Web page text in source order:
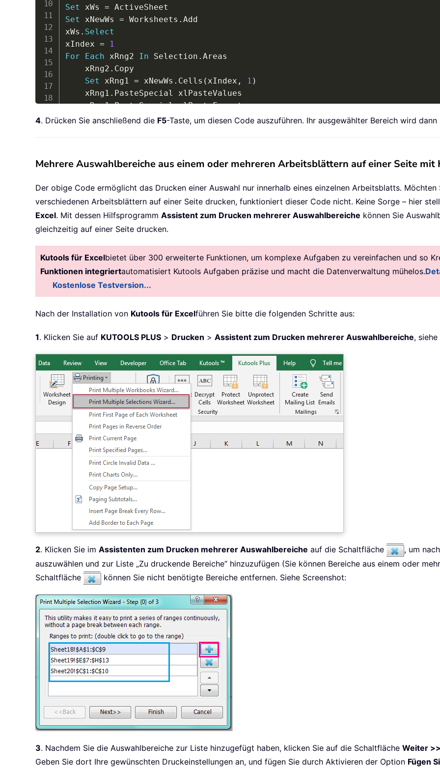
Set xWs =
Set xNewWs = Worksheets . Add
xWs . Select
xIndex =
1
For
Each xRng2 In Selection . Areas
    xRng2
. Copy
Set xRng1 = xNewWs . Cells ( xIndex , 1 )
    xRng1
. PasteSpecial xlPasteValues
    xRng1
.PasteSpecial xlPasteFormats
    xIndex
= xIndex + xRng2.Rows.
Count
xNewWs.Delete
Application.ScreenUpdating =
True
End Sub
4. Drücken Sie anschließend die F5-Taste, um diesen Code auszuführen. Ihr ausgewählter Bereich wird
Mehrere Auswahlbereiche aus einem oder mehreren Arbeitsblättern auf einer Seite mit
Der obige Code ermöglicht das Drucken einer Auswahl nur innerhalb eines einzelnen Arbeitsblatts. Möchten
verschiedenen Arbeitsblättern auf einer Seite drucken, funktioniert dieser Code nicht. Keine Sorge – hier
Excel. Mit dessen Hilfsprogramm Assistent zum Drucken mehrerer Auswahlbereiche können Sie
gleichzeitig auf einer Seite drucken.
Kutools für Excelbietet über 300 erweiterte Funktionen, um komplexe Aufgaben zu vereinfachen und so
Funktionen integriertautomatisiert Kutools Aufgaben präzise und macht die Datenverwaltung mühelos.
Kostenlose Testversion...
Nach der Installation von Kutools für Excelführen Sie bitte die folgenden Schritte aus:
1. Klicken Sie auf KUTOOLS PLUS > Drucken > Assistent zum Drucken mehrerer Auswahlbereiche,
2. Klicken Sie im Assistenten zum Drucken mehrerer Auswahlbereiche auf die Schaltfläche
, um
auszuwählen und zur Liste „Zu druckende Bereiche“ hinzuzufügen (Sie können Bereiche aus einem oder
Schaltfläche
können Sie nicht benötigte Bereiche entfernen. Siehe Screenshot:
3. Nachdem Sie die Auswahlbereiche zur Liste hinzugefügt haben, klicken Sie auf die Schaltfläche Weiter
Geben Sie dort Ihre gewünschten Druckeinstellungen an, und fügen Sie durch Aktivieren der Option Fügen